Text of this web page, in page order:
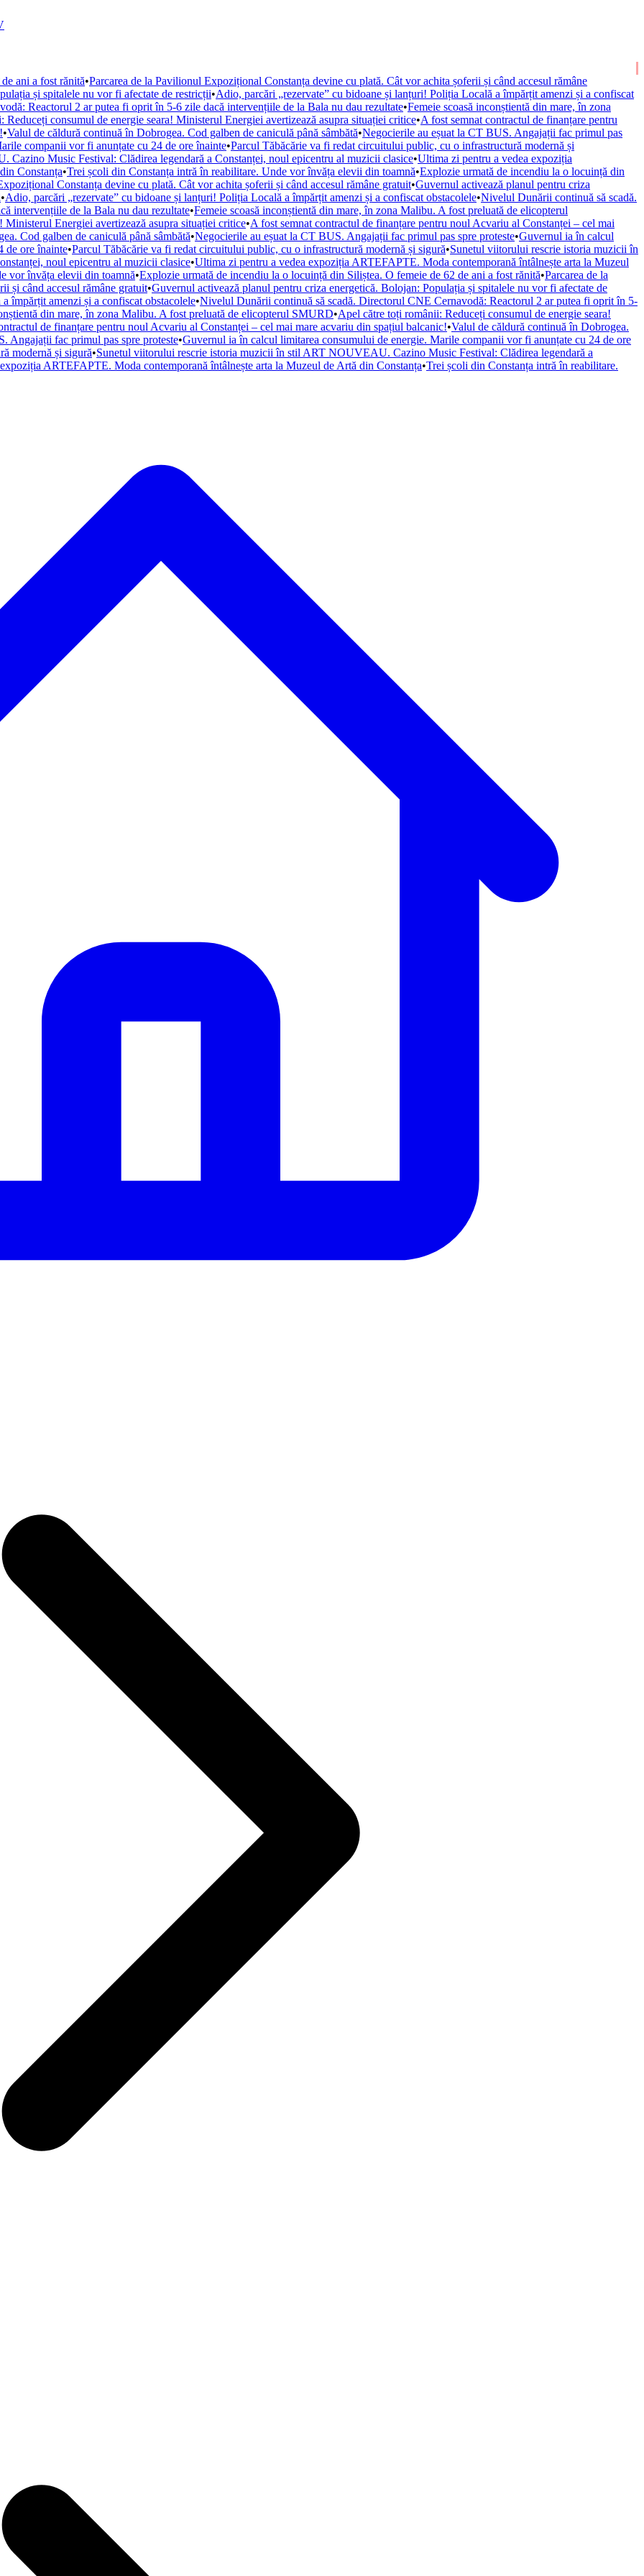
ani a fost rănită•Parcarea de la Pavilionul Expozițional Constanța devine cu plată. Cât vor achita șoferii și când accesul rămâne
și spitalele nu vor fi afectate de restricții•Adio, parcări „rezervate” cu bidoane și lanțuri! Poliția Locală a împărțit amenzi și a confiscat
Reactorul 2 ar putea fi oprit în 5-6 zile dacă intervențiile de la Bala nu dau rezultate•Femeie scoasă inconștientă din mare, în zona
Reduceți consumul de energie seara! Ministerul Energiei avertizează asupra situației critice•A fost semnat contractul de finanțare pentru
•Valul de căldură continuă în Dobrogea. Cod galben de caniculă până sâmbătă•Negocierile au eșuat la CT BUS. Angajații fac primul pas
companii vor fi anunțate cu 24 de ore înainte•Parcul Tăbăcărie va fi redat circuitului public, cu o infrastructură modernă și
Music Festival: Clădirea legendară a Constanței, noul epicentru al muzicii clasice•Ultima zi pentru a vedea expoziția
Constanța•Trei școli din Constanța intră în reabilitare. Unde vor învăța elevii din toamnă•Explozie urmată de incendiu la o locuință din
Constanța devine cu plată. Cât vor achita șoferii și când accesul rămâne gratuit•Guvernul activează planul pentru criza
•Adio, parcări „rezervate” cu bidoane și lanțuri! Poliția Locală a împărțit amenzi și a confiscat obstacolele•Nivelul Dunării continuă să scadă.
intervențiile de la Bala nu dau rezultate•Femeie scoasă inconștientă din mare, în zona Malibu. A fost preluată de elicopterul
Energiei avertizează asupra situației critice•A fost semnat contractul de finanțare pentru noul Acvariu al Constanței – cel mai
Cod galben de caniculă până sâmbătă•Negocierile au eșuat la CT BUS. Angajații fac primul pas spre proteste•Guvernul ia în calcul
de ore înainte•Parcul Tăbăcărie va fi redat circuitului public, cu o infrastructură modernă și sigură•Sunetul viitorului rescrie istoria muzicii în
noul epicentru al muzicii clasice•Ultima zi pentru a vedea expoziția ARTEFAPTE. Moda contemporană întâlnește arta la Muzeul
vor învăța elevii din toamnă•Explozie urmată de incendiu la o locuință din Siliștea. O femeie de 62 de ani a fost rănită•Parcarea de la
și când accesul rămâne gratuit•Guvernul activează planul pentru criza energetică. Bolojan: Populația și spitalele nu vor fi afectate de
împărțit amenzi și a confiscat obstacolele•Nivelul Dunării continuă să scadă. Directorul CNE Cernavodă: Reactorul 2 ar putea fi oprit în 5-
din mare, în zona Malibu. A fost preluată de elicopterul SMURD•Apel către toți românii: Reduceți consumul de energie seara!
de finanțare pentru noul Acvariu al Constanței – cel mai mare acvariu din spațiul balcanic!•Valul de căldură continuă în Dobrogea.
Angajații fac primul pas spre proteste•Guvernul ia în calcul limitarea consumului de energie. Marile companii vor fi anunțate cu 24 de ore
modernă și sigură•Sunetul viitorului rescrie istoria muzicii în stil ART NOUVEAU. Cazino Music Festival: Clădirea legendară a
ARTEFAPTE. Moda contemporană întâlnește arta la Muzeul de Artă din Constanța•Trei școli din Constanța intră în reabilitare.